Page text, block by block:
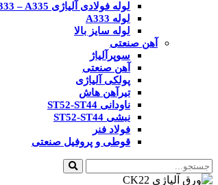
لوله فولادی آلیاژی A333 – A335
لوله A333
لوله سایز بالا
آهن صنعتی
سوپرآلیاژ
آهن صنعتی
پولکی آلیاژی
تیرآهن هاش
ناودانی ST52-ST44
نبشی ST52-ST44
فولاد فنر
قوطی و پروفیل صنعتی